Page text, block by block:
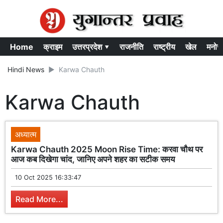
Home क्राइम उत्तरप्रदेश ▾ राजनीति राष्ट्रीय खेल
Hindi News Karwa Chauth
Karwa Chauth
अध्यात्म
Karwa Chauth 2025 Moon Rise Time: करवा चौथ पर
आज कब दिखेगा चांद, जानिए अपने शहर का सटीक समय
10 Oct 2025 16:33:47
Read More...